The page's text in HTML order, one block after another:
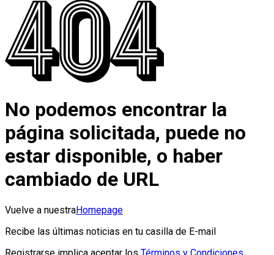
No podemos encontrar la
página solicitada, puede no
estar disponible, o haber
cambiado de URL
Vuelve a nuestraHomepage
Recibe las últimas noticias en tu casilla de E-mail